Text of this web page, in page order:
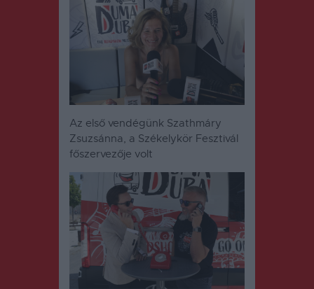
Az első vendégünk Szathmáry
Zsuzsánna, a Székelykör Fesztivál
főszervezője volt